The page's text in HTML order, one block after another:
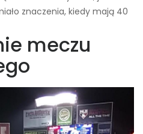
znaczenia, kiedy mają 40
meczu